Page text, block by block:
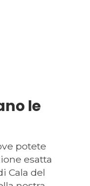
le
potete
esatta
Cala del